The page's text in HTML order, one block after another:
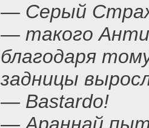
— Серый
— такого
благодаря
задницы
— Bastardo!